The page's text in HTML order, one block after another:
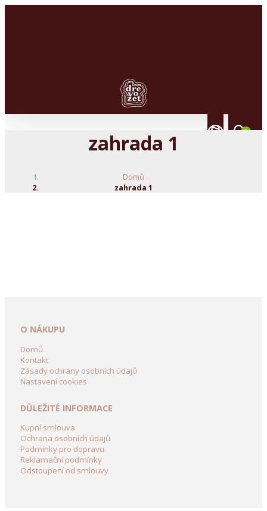
Dřevěné
a
vozíky
Dřevění
Panáci
břízy
Dřevěné
dekorace
do
zahrady
0
zahrada 1
Domů
zahrada 1
O NÁKUPU
Domů
Kontakt
Zásady ochrany osobních údajů
Nastavení cookies
DŮLEŽITÉ INFORMACE
Kupní smlouva
Ochrana osobních údajů
Podmínky pro dopravu
Reklamační podmínky
Odstoupení od smlouvy